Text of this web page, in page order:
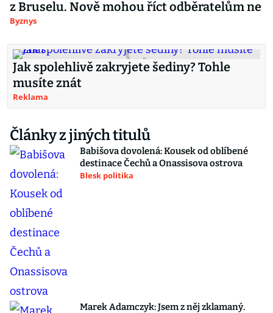
z Bruselu. Nově mohou říct odběratelům ne
Byznys
Jak spolehlivě zakryjete šediny? Tohle
musíte znát
Reklama
Články z jiných titulů
Babišova dovolená: Kousek od oblíbené
destinace Čechů a Onassisova ostrova
Blesk politika
Marek Adamczyk: Jsem z něj zklamaný.